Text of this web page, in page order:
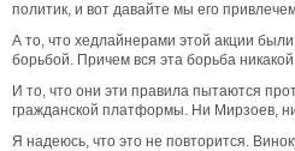
политик, и вот давайте мы его
А то, что хедлайнерами этой акции
борьбой. Причем вся эта борьба
И то, что они эти правила пытаются
гражданской платформы. Ни Мирзоев,
Я надеюсь, что это не повторится.